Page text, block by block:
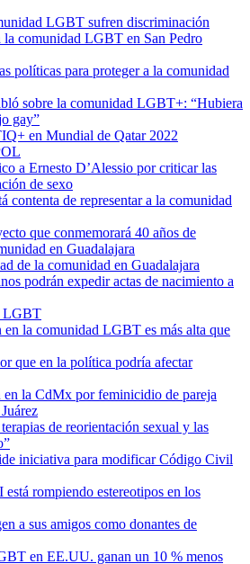
LGBT sufren discriminación
la comunidad LGBT en San Pedro
políticas para proteger a la comunidad
sobre la comunidad LGBT+: “Hubiera
gay”
en Mundial de Qatar 2022
a Ernesto D’Alessio por criticar las
de sexo
contenta de representar a la comunidad
que conmemorará 40 años de
en Guadalajara
de la comunidad en Guadalajara
podrán expedir actas de nacimiento a
LGBT
en la comunidad LGBT es más alta que
que en la política podría afectar
en la CdMx por feminicidio de pareja
de reorientación sexual y las
iniciativa para modificar Código Civil
rompiendo estereotipos en los
a sus amigos como donantes de
en EE.UU. ganan un 10 % menos